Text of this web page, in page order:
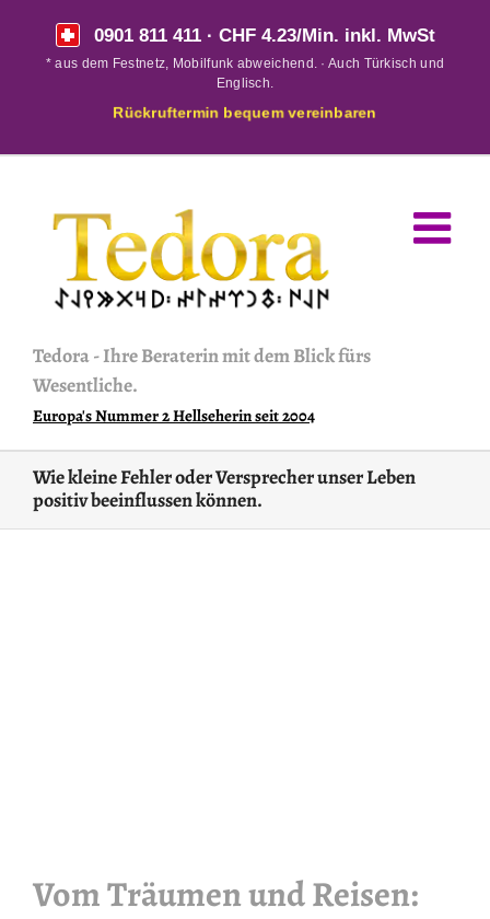
0901 811 411· CHF 4.23/Min. inkl. MwSt
* aus dem Festnetz, Mobilfunk abweichend. · Auch Türkisch und
Englisch.
Rückruftermin bequem vereinbaren
Tedora-Ihre Beraterin mit dem Blick fürs
Wesentliche.
Europa's Nummer 2 Hellseherin seit 2004
Wie kleine Fehler oder Versprecher unser Leben
positiv beeinflussen können.
Vom Träumen und Reisen: